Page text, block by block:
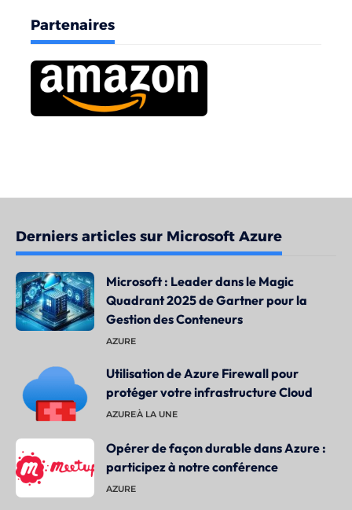
Partenaires
Derniers articles sur Microsoft Azure
Microsoft : Leader dans le Magic
Quadrant 2025 de Gartner pour la
Gestion des Conteneurs
AZURE
Utilisation de Azure Firewall pour
protéger votre infrastructure Cloud
AZUREÀ LA UNE
Opérer de façon durable dans Azure :
participez à notre conférence
AZURE